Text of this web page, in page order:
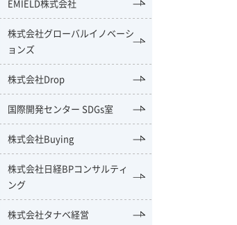
EMIELD株式会社
株式会社グローバルイノベーシ
ョンズ
株式会社Drop
国際開発センター SDGs室
株式会社Buying
株式会社日経BPコンサルティ
ング
株式会社タナベ経営